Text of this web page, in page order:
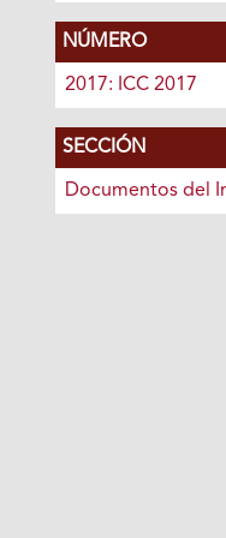
NÚMERO
2017: ICC 2017
SECCIÓN
Documentos del